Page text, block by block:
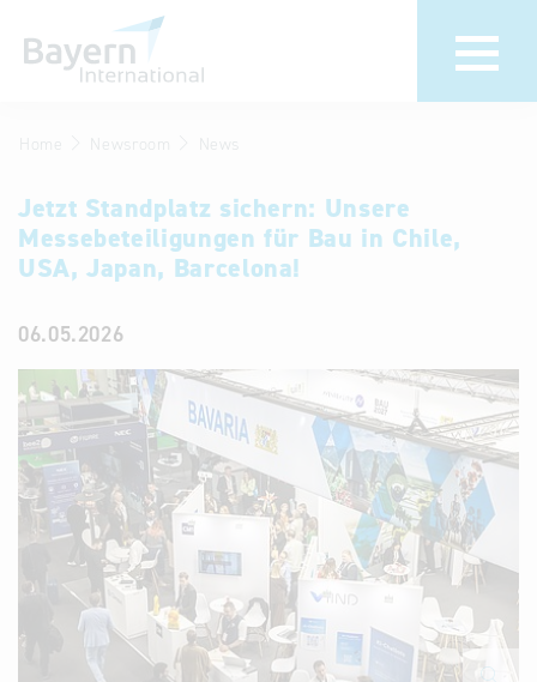
Wir über uns
Invest in
Bavaria
Partner &
Publikationen
Stellenangebote
Kontakt
Anfahrt
Treffen Sie uns
am Infostand
30 Jahre
Newsroom
Newsletter
Home Newsroom News
Jetzt Standplatz sichern: Unsere
Messebeteiligungen für Bau in Chile,
USA, Japan, Barcelona!
06.05.2026